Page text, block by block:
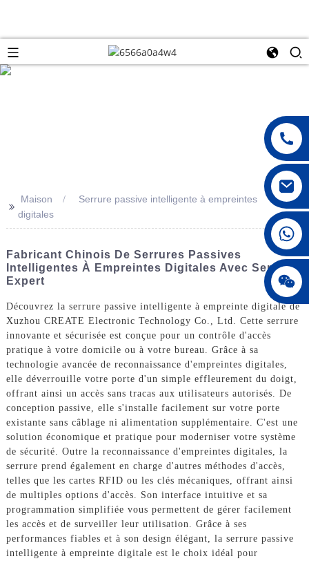
008615396811719
>> Maison
Serrure passive intelligente à empreintes
digitales
Fabricant Chinois De Serrures Passives
Intelligentes À Empreintes Digitales Avec Service
Expert
Découvrez la serrure passive intelligente à empreinte digitale de
Xuzhou CREATE Electronic Technology Co., Ltd. Cette serrure
innovante et sécurisée est conçue pour un contrôle d'accès
pratique à votre domicile ou à votre bureau. Grâce à sa
technologie avancée de reconnaissance d'empreintes digitales,
elle déverrouille votre porte d'un simple effleurement du doigt,
offrant ainsi un accès sans tracas aux utilisateurs autorisés. De
conception passive, elle s'installe facilement sur votre porte
existante sans câblage ni alimentation supplémentaire. C'est une
solution économique et pratique pour moderniser votre système
de sécurité. Outre la reconnaissance d'empreintes digitales, la
serrure prend également en charge d'autres méthodes d'accès,
telles que les cartes RFID ou les clés mécaniques, offrant ainsi
de multiples options d'accès. Son interface intuitive et sa
programmation simplifiée vous permettent de gérer facilement
les accès et de surveiller leur utilisation. Grâce à ses
performances fiables et à son design élégant, la serrure passive
intelligente à empreinte digitale est le choix idéal pour